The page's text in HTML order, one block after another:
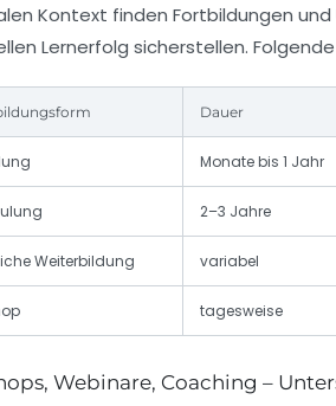
Kontext finden Fortbildungen
Lernerfolg sicherstellen.
Dauer
Monate bis 1 Jahr
2–3 Jahre
Weiterbildung variabel
tagesweise
Webinare, Coaching –